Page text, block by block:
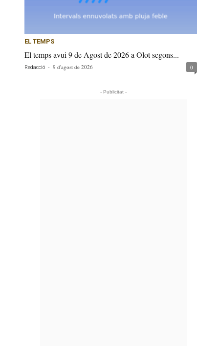
EL TEMPS
El temps avui 9 de Agost de 2026 a Olot segons...
Redacció - 9 d'agost de 2026 0
- Publicitat -